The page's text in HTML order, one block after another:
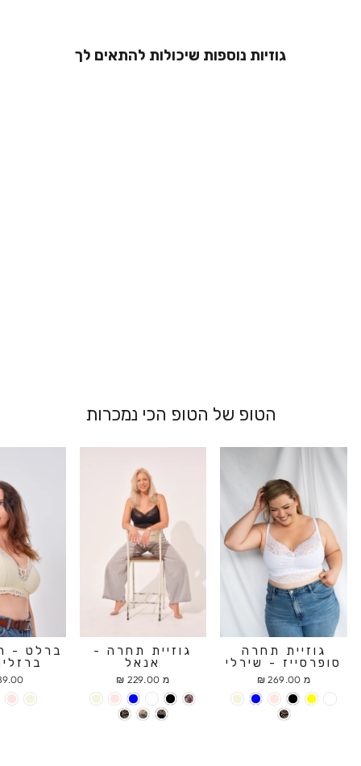
גוזיות נוספות שיכולות להתאים לך
הטופ של הטופ הכי נמכרות
גוזיית תחרה
סופרסייז - שירלי
מ 269.00 ₪
גוזיית תחרה -
אנאל
מ 229.00 ₪
ברלט -
₪